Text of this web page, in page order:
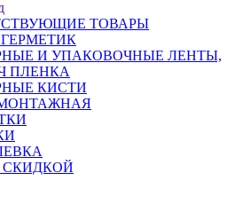
ТОВАРЫ
И УПАКОВОЧНЫЕ ЛЕНТЫ,
ПЛЕНКА
КИСТИ
СКИДКОЙ